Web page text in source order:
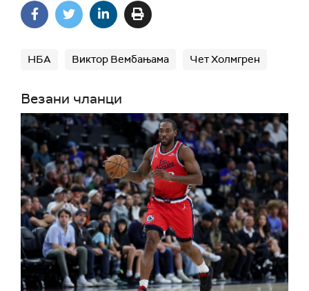
НБА Виктор Вембањама Чет Холмгрен
Везани чланци